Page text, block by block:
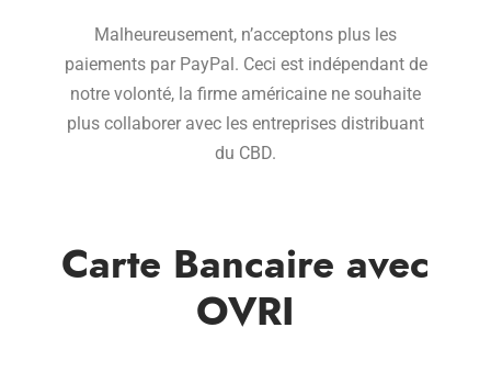
Malheureusement, n’acceptons plus les
paiements par PayPal. Ceci est indépendant de
notre volonté, la firme américaine ne souhaite
plus collaborer avec les entreprises distribuant
du CBD.
Carte Bancaire avec
OVRI